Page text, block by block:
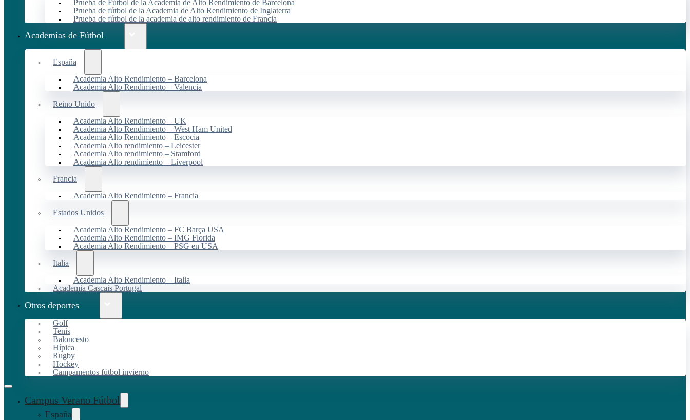
Prueba de Fútbol de la Academia de Alto Rendimiento de Barcelona
Prueba de fútbol de la Academia de Alto Rendimiento de Inglaterra
Prueba de fútbol de la academia de alto rendimiento de Francia
Academias de Fútbol
España
Academia Alto Rendimiento – Barcelona
Academia Alto Rendimiento – Valencia
Reino Unido
Academia Alto Rendimiento – UK
Academia Alto Rendimiento – West Ham United
Academia Alto Rendimiento – Escocia
Academia Alto rendimiento – Leicester
Academia Alto rendimiento – Stamford
Academia Alto rendimiento – Liverpool
Francia
Academia Alto Rendimiento – Francia
Estados Unidos
Academia Alto Rendimiento – FC Barça USA
Academia Alto Rendimiento – IMG Florida
Academia Alto Rendimiento – PSG en USA
Italia
Academia Alto Rendimiento – Italia
Academia Cascais Portugal
Otros deportes
Golf
Tenis
Baloncesto
Hípica
Rugby
Hockey
Campamentos fútbol invierno
Campus Verano Fútbol
España